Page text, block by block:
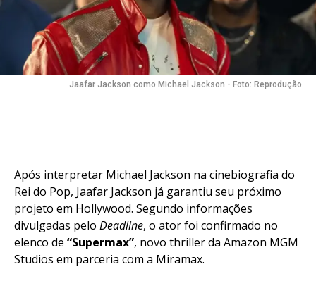
Jaafar Jackson como Michael Jackson - Foto: Reprodução
Após interpretar Michael Jackson na cinebiografia do
Rei do Pop, Jaafar Jackson já garantiu seu próximo
projeto em Hollywood. Segundo informações
divulgadas pelo Deadline, o ator foi confirmado no
elenco de “Supermax”, novo thriller da Amazon MGM
Studios em parceria com a Miramax.